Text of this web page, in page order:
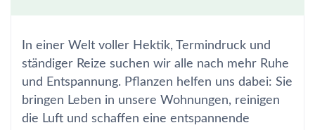
In einer Welt voller Hektik, Termindruck und
ständiger Reize suchen wir alle nach mehr Ruhe
und Entspannung. Pflanzen helfen uns dabei: Sie
bringen Leben in unsere Wohnungen, reinigen
die Luft und schaffen eine entspannende